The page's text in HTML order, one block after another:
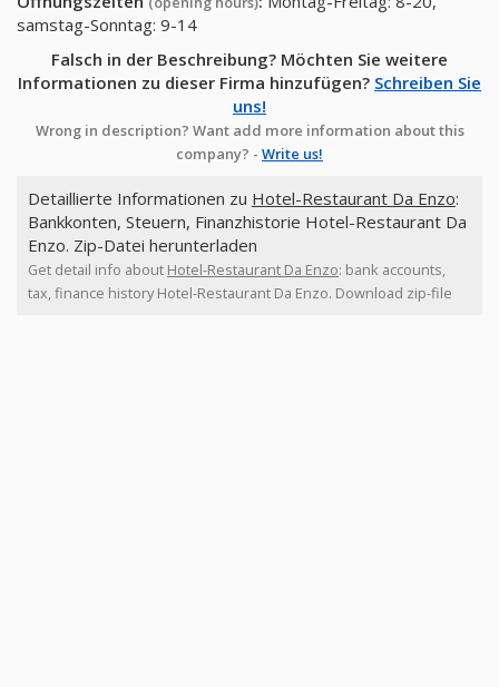
samstag-Sonntag: 9-14
Falsch in der Beschreibung? Möchten Sie weitere
Informationen zu dieser Firma hinzufügen? Schreiben Sie
uns!
Wrong in description? Want add more information about this
company? - Write us!
Detaillierte Informationen zu Hotel-Restaurant Da Enzo:
Bankkonten, Steuern, Finanzhistorie Hotel-Restaurant Da
Enzo. Zip-Datei herunterladen
Get detail info about Hotel-Restaurant Da Enzo: bank accounts,
tax, finance history Hotel-Restaurant Da Enzo. Download zip-file